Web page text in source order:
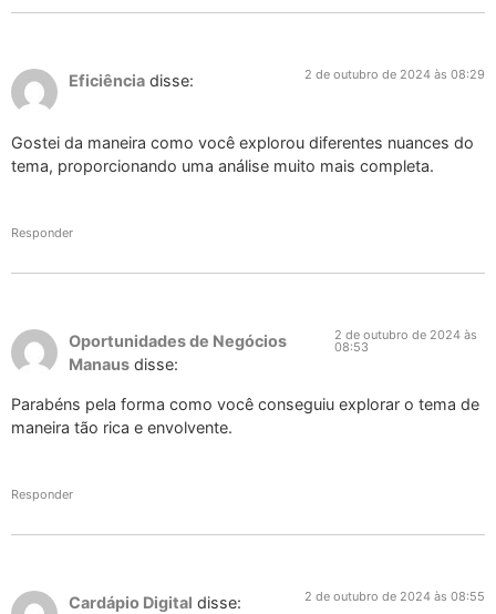
Eficiência disse: 2 de outubro de 2024 às 08:29
Gostei da maneira como você explorou diferentes nuances do
tema, proporcionando uma análise muito mais completa.
Responder
Oportunidades de Negócios
Manaus disse:
2 de outubro de 2024 às
08:53
Parabéns pela forma como você conseguiu explorar o tema de
maneira tão rica e envolvente.
Responder
Cardápio Digital disse: 2 de outubro de 2024 às 08:55